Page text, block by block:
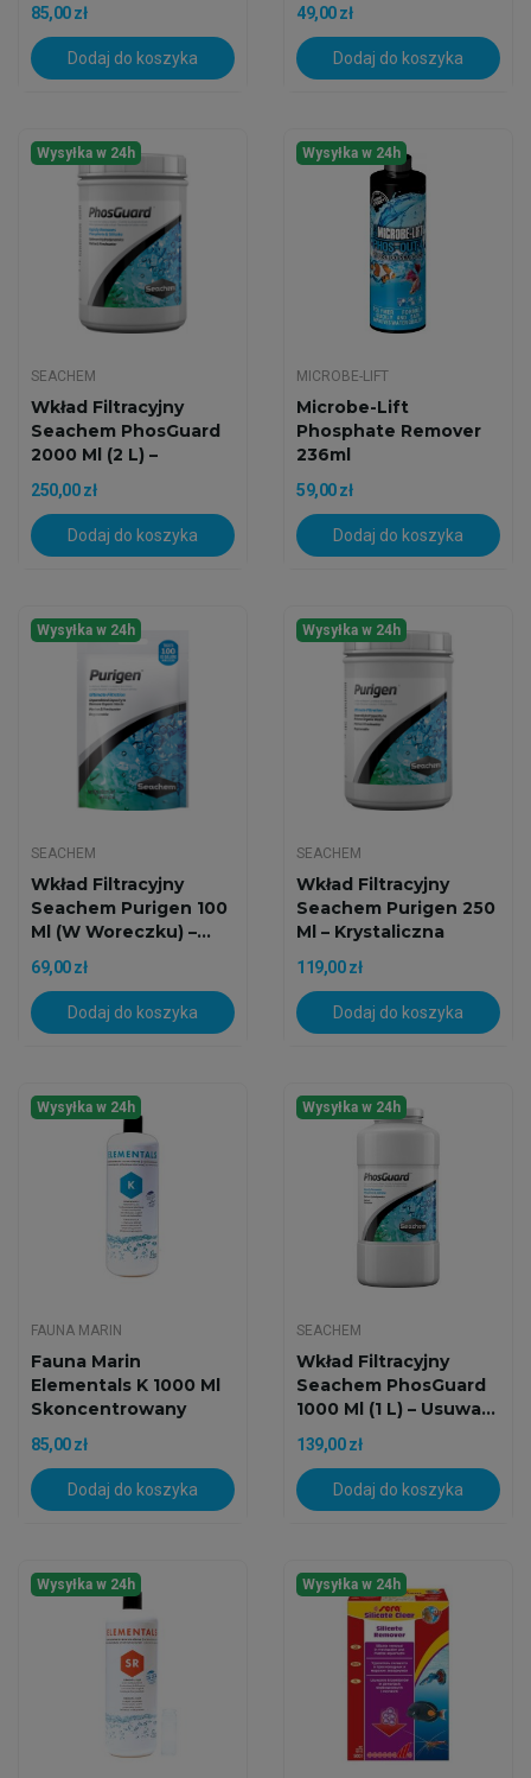
85,00 zł
Dodaj do koszyka
49,00 zł
Dodaj do koszyka
Wysyłka w 24h
SEACHEM
Wkład Filtracyjny
Seachem PhosGuard
2000 Ml (2 L) –
Usuwa...
250,00 zł
Dodaj do koszyka
Wysyłka w 24h
MICROBE-LIFT
Microbe-Lift
Phosphate Remover
236ml
59,00 zł
Dodaj do koszyka
Wysyłka w 24h
SEACHEM
Wkład Filtracyjny
Seachem Purigen 100
Ml (w Woreczku) –...
69,00 zł
Dodaj do koszyka
Wysyłka w 24h
SEACHEM
Wkład Filtracyjny
Seachem Purigen 250
Ml – Krystaliczna
Woda
119,00 zł
Dodaj do koszyka
Wysyłka w 24h
FAUNA MARIN
Fauna Marin
Elementals K 1000 Ml
Skoncentrowany
Potas O...
85,00 zł
Dodaj do koszyka
Wysyłka w 24h
SEACHEM
Wkład Filtracyjny
Seachem PhosGuard
1000 Ml (1 L) – Usuwa...
139,00 zł
Dodaj do koszyka
Wysyłka w 24h Wysyłka w 24h